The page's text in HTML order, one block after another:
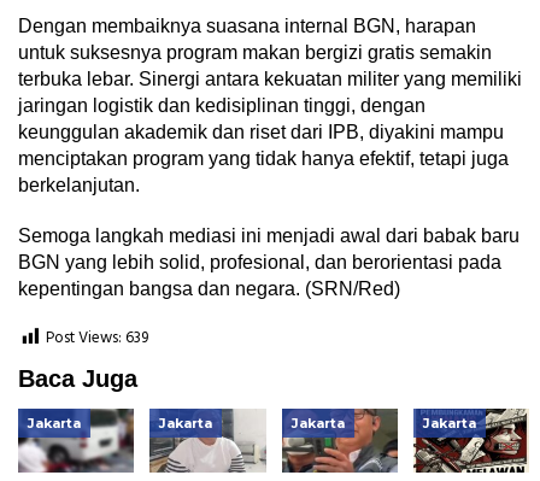
Dengan membaiknya suasana internal BGN, harapan
untuk suksesnya program makan bergizi gratis semakin
terbuka lebar. Sinergi antara kekuatan militer yang memiliki
jaringan logistik dan kedisiplinan tinggi, dengan
keunggulan akademik dan riset dari IPB, diyakini mampu
menciptakan program yang tidak hanya efektif, tetapi juga
berkelanjutan.
Semoga langkah mediasi ini menjadi awal dari babak baru
BGN yang lebih solid, profesional, dan berorientasi pada
kepentingan bangsa dan negara. (SRN/Red)
Post Views:639
Baca Juga
Jakarta Jakarta Jakarta Jakarta